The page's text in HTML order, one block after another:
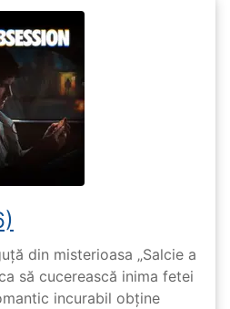
din misterioasa „Salcie a
să cucerească inima fetei
incurabil obține